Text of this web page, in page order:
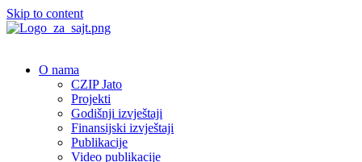
Skip to content
O nama
CZIP Jato
Projekti
Godišnji izvještaji
Finansijski izvještaji
Publikacije
Video publikacije